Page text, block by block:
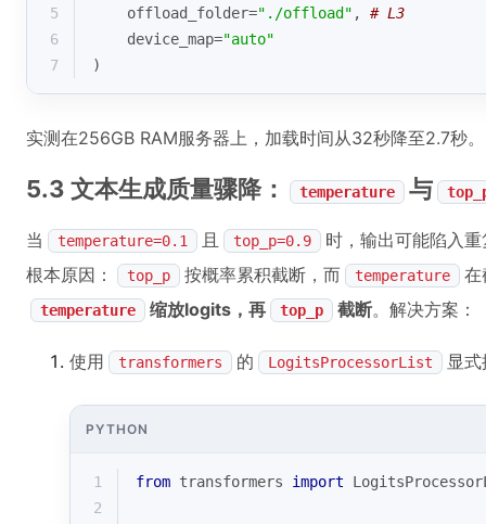
5
    offload_folder=
"./offload" , # L3
6
    device_map=
"auto"
7
)
实测在256GB RAM服务器上，加载时间从32秒降至2.7秒。
5.3 文本生成质量骤降： temperature 与
当 temperature=0.1 且 top_p=0.9
时，输出可能陷入
根本原因：
top_p 按概率累积截断，而 temperature 在
temperature 缩放logits，再 top_p 截断。解决方案：
使用 transformers 的 LogitsProcessorList 显
PYTHON
1 from transformers import
2